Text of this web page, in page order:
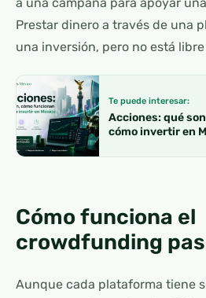
Prestar dinero a través de una
una inversión, pero no está
Te puede interesar:
Acciones: qué
cómo invertir en
Cómo funciona el
crowdfunding
Aunque cada plataforma tiene